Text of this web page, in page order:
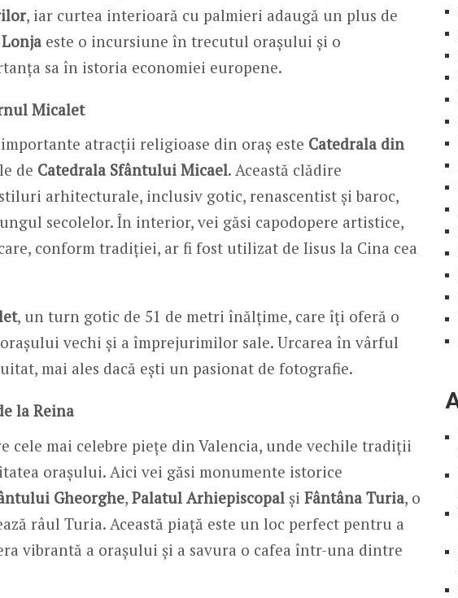
, iar curtea interioară cu palmieri adaugă un plus de
este o incursiune în trecutul orașului și o
sa în istoria economiei europene.
Micalet
atracții religioase din oraș este Catedrala din
de Catedrala Sfântului Micael. Această clădire
arhitecturale, inclusiv gotic, renascentist și baroc,
secolelor. În interior, vei găsi capodopere artistice,
conform tradiției, ar fi fost utilizat de Iisus la Cina cea
, un turn gotic de 51 de metri înălțime, care îți oferă o
vechi și a împrejurimilor sale. Urcarea în vârful
mai ales dacă ești un pasionat de fotografie.
la Reina
cele mai celebre piețe din Valencia, unde vechile tradiții
orașului. Aici vei găsi monumente istorice
Gheorghe, Palatul Arhiepiscopal și Fântâna Turia, o
râul Turia. Această piață este un loc perfect pentru a
vibrantă a orașului și a savura o cafea într-una dintre